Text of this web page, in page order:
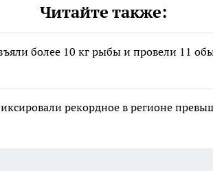
Читайте также:
более 10 кг рыбы и провели 11
рекордное в регионе